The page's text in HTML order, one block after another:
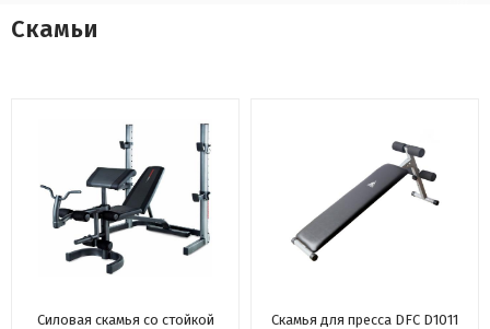
Скамьи
Силовая скамья со стойкой
Скамья для пресса DFC D1011